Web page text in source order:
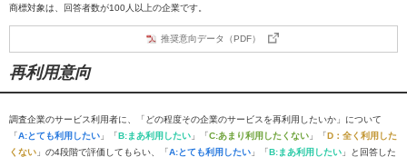
商標対象は、回答者数が100人以上の企業です。
推奨意向データ（PDF）
再利用意向
調査企業のサービス利用者に、「どの程度その企業のサービスを再利用したいか」について
「A:とても利用したい 」「B:まあ利用したい 」「C:あまり利用したくない 」「D：全く利用した
くない 」の4段階で評価してもらい、「A:とても利用したい 」「B:まあ利用したい 」と回答した